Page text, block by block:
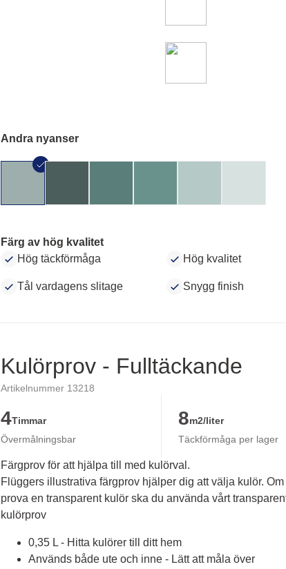
Andra nyanser
Färg av hög kvalitet
Hög täckförmåga
Hög kvalitet
Tål vardagens slitage Snygg finish
Kulörprov - Fulltäckande
Artikelnummer 13218
4Timmar
Övermålningsbar
8m2/liter
Täckförmåga per lager
Färgprov för att hjälpa till med kulörval.
Flüggers illustrativa färgprov hjälper dig att välja kulör. Om
prova en transparent kulör ska du använda vårt
kulörprov
0,35 L - Hitta kulörer till ditt hem
Används både ute och inne - Lätt att måla över